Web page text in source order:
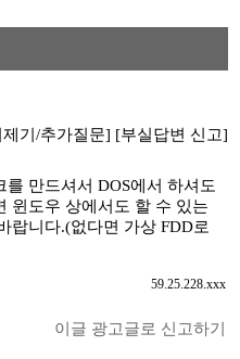
기/추가질문] [부실답변 신고]
만드셔서 DOS에서 하셔도
윈도우 상에서도 할 수 있는
랍니다.(없다면 가상 FDD로
59.25.228.xxx
이글 광고글로 신고하기